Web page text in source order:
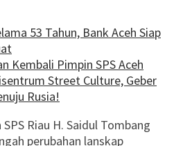
53 Tahun, Bank Aceh Siap
Kembali Pimpin SPS Aceh
Street Culture, Geber
Rusia!
Riau H. Saidul Tombang
perubahan lanskap